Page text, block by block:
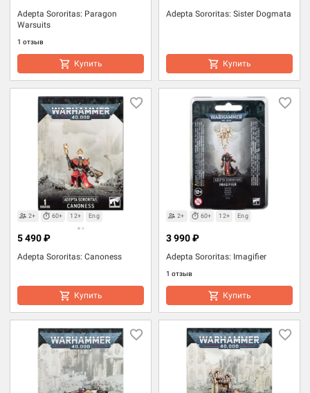
Adepta Sororitas: Paragon
Warsuits
1 отзыв
Купить
Adepta Sororitas: Sister Dogmata
Купить
2+ 60+ 12+ Eng
Adepta Sororitas: Canoness
5 490 ₽
Купить
2+ 60+ 12+ Eng
Adepta Sororitas: Imagifier
1 отзыв
3 990 ₽
Купить